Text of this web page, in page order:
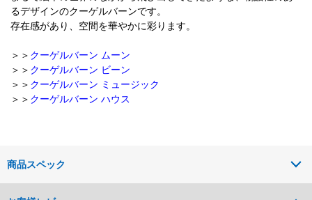
るデザインのクーゲルバーンです。
存在感があり、空間を華やかに彩ります。
＞＞ クーゲルバーン ムーン
＞＞ クーゲルバーン ビーン
＞＞ クーゲルバーン ミュージック
＞＞ クーゲルバーン ハウス
商品スペック